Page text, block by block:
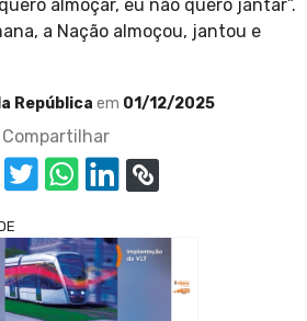
almoçar, eu não quero jantar”.
a Nação almoçou, jantou e
República em 01/12/2025
Compartilhar